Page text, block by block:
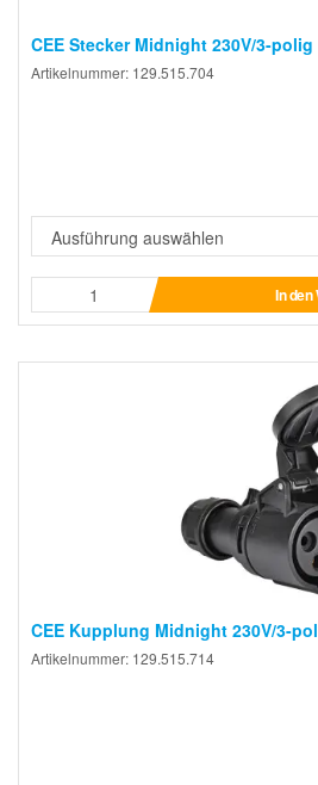
CEE Stecker Midnight 230V/3-polig
Artikelnummer: 129.515.704
In
CEE Kupplung Midnight 230V/3-
Artikelnummer: 129.515.714